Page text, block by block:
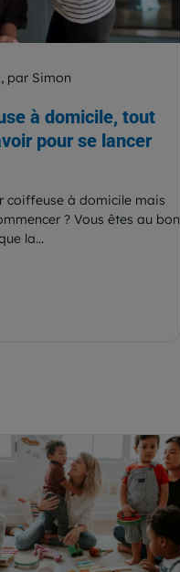
par Simon
à domicile, tout
pour se lancer
coiffeuse à domicile mais
? Vous êtes au bon
la...